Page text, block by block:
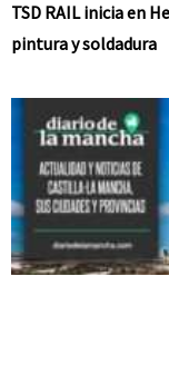
TSD RAIL inicia en
pintura y soldadura